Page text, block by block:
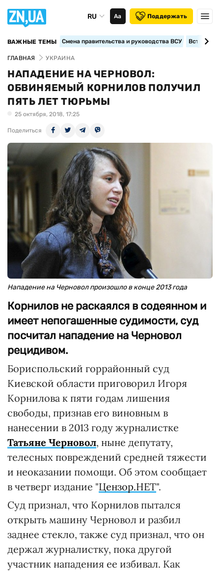
RU Аа Поддержать
ВАЖНЫЕ ТЕМЫ Смена правительства и руководства ВСУ
ГЛАВНАЯ УКРАИНА
НАПАДЕНИЕ НА ЧЕРНОВОЛ:
ОБВИНЯЕМЫЙ КОРНИЛОВ ПОЛУЧИЛ
ПЯТЬ ЛЕТ ТЮРЬМЫ
25 октября, 2018, 17:25
Поделиться
Нападение на Черновол произошло в конце 2013 года
Корнилов не раскаялся в содеянном и
имеет непогашенные судимости, суд
посчитал нападение на Черновол
рецидивом.
Бориспольский горрайонный суд
Киевской области приговорил Игоря
Корнилова к пяти годам лишения
свободы, признав его виновным в
нанесении в 2013 году журналистке
Татьяне Черновол, ныне депутату,
телесных повреждений средней тяжести
и неоказании помощи. Об этом сообщает
в четверг издание "Цензор.НЕТ".
Суд признал, что Корнилов пытался
открыть машину Черновол и разбил
заднее стекло, также суд признал, что он
держал журналистку, пока другой
участник нападения ее избивал. Как